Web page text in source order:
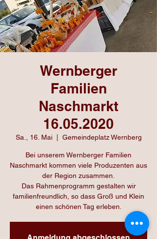
Wernberger
Familien
Naschmarkt
16.05.2020
Sa., 16. Mai
  |
Gemeindeplatz Wernberg
Bei unserem Wernberger Familien
Naschmarkt kommen viele Produzenten aus
der Region zusammen.
Das Rahmenprogramm gestalten wir
familienfreundlich, so dass Groß und Klein
einen schönen Tag erleben.